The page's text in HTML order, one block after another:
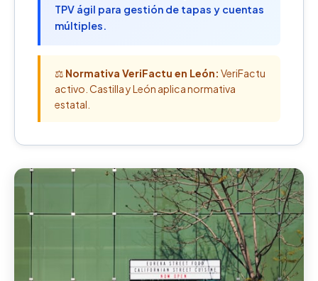
TPV ágil para gestión de tapas y cuentas
múltiples.
⚖️ Normativa VeriFactu en León: VeriFactu
activo. Castilla y León aplica normativa
estatal.